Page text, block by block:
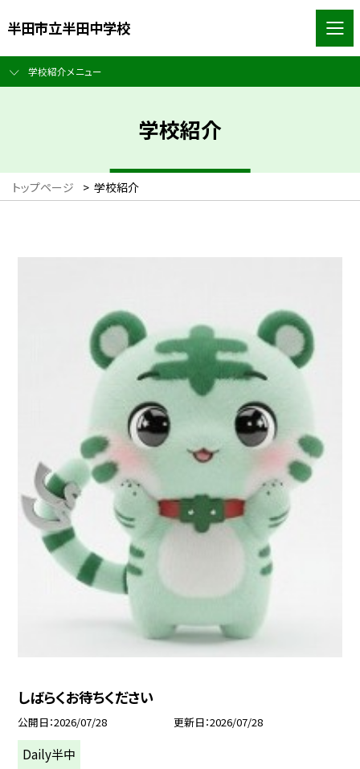
半田市立半田中学校
学校紹介メニュー
学校紹介
トップページ > 学校紹介
しばらくお待ちください
公開日 2026/07/28 更新日 2026/07/28
Daily半中